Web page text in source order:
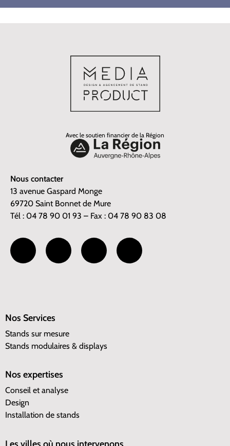
Avec le soutien financier de la Région
Nous contacter
13 avenue Gaspard Monge
69720 Saint Bonnet de Mure
Tél : 04 78 90 01 93 – Fax : 04 78 90 83 08
Nos Services
Stands sur mesure
Stands modulaires & displays
Nos expertises
Conseil et analyse
Design
Installation de stands